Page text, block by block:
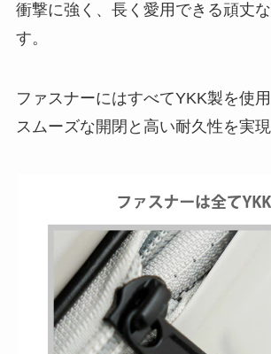
衝撃に強く、長く愛用できる頑丈
す。
ファスナーにはすべてYKK製を使
スムーズな開閉と高い耐久性を実現